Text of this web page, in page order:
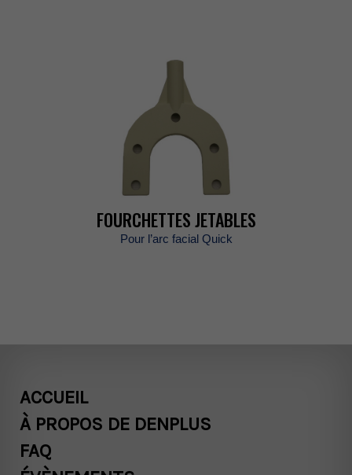
FOURCHETTESJETABLES
Pourl’arcfacialQuick
ACCUEIL
ÀPROPOSDEDENPLUS
FAQ